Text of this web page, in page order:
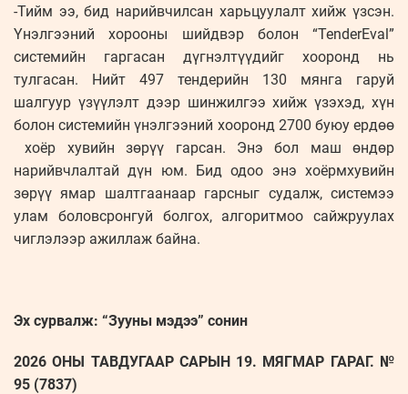
-Тийм ээ, бид нарийвчилсан харьцуулалт хийж үзсэн.
Үнэлгээний хорооны шийдвэр болон “TenderEval”
системийн гаргасан дүгнэлтүүдийг хооронд нь
тулгасан. Нийт 497 тендерийн 130 мянга гаруй
шалгуур үзүүлэлт дээр шинжилгээ хийж үзэхэд, хүн
болон системийн үнэлгээний хооронд 2700 буюу ердөө
хоёр хувийн зөрүү гарсан. Энэ бол маш өндөр
нарийвчлалтай дүн юм. Бид одоо энэ хоёрмхувийн
зөрүү ямар шалтгаанаар гарсныг судалж, системээ
улам боловсронгуй болгох, алгоритмоо сайжруулах
чиглэлээр ажиллаж байна.
Эх сурвалж: “Зууны мэдээ” сонин
2026 ОНЫ ТАВДУГААР САРЫН 19. МЯГМАР ГАРАГ. №
95 (7837)